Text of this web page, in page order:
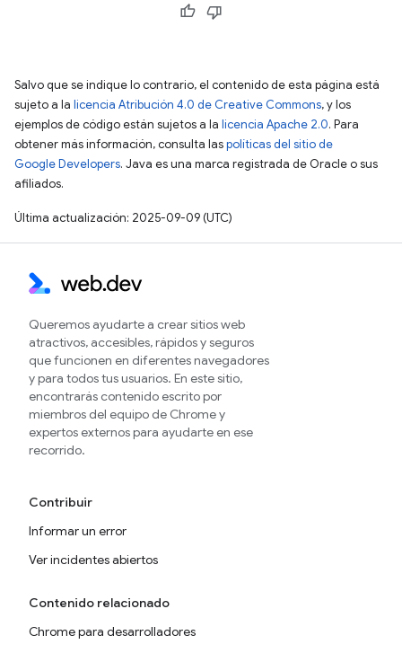
Salvo que se indique lo contrario, el contenido de esta página está
sujeto a la licencia Atribución 4.0 de Creative Commons, y los
ejemplos de código están sujetos a la licencia Apache 2.0. Para
obtener más información, consulta laspolíticas del sitio de
Google Developers. Java es una marca registrada de Oracle o sus
afiliados.
Última actualización: 2025-09-09 (UTC)
Queremos ayudarte a crear sitios web
atractivos, accesibles, rápidos y seguros
que funcionen en diferentes navegadores
y para todos tus usuarios. En este sitio,
encontrarás contenido escrito por
miembros del equipo de Chrome y
expertos externos para ayudarte en ese
recorrido.
Contribuir
Informar un error
Ver incidentes abiertos
Contenido relacionado
Chrome para desarrolladores